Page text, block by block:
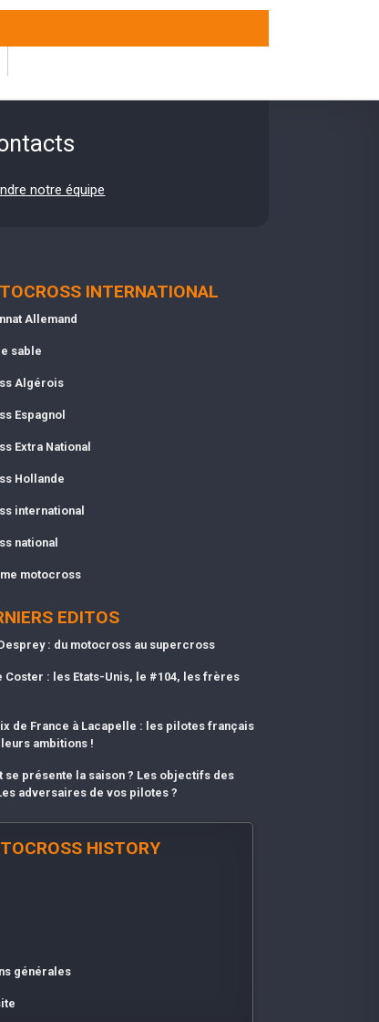
notre équipe
INTERNATIONAL
Allemand
sable
Algérois
Espagnol
Extra National
Hollande
international
national
motocross
EDITOS
: du motocross au supercross
Coster : les Etats-Unis, le #104, les frères
de France à Lacapelle : les pilotes français
ambitions !
se présente la saison ? Les objectifs des
adversaires de vos pilotes ?
HISTORY
générales